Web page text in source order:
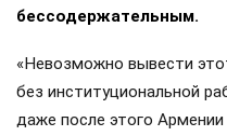
бессодержательным.
«Невозможно вывести
без институциональной
даже после этого